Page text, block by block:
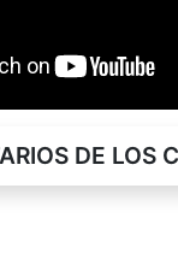
DE LOS